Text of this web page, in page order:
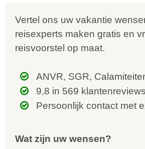
Vertel ons uw vakantie
reisexperts maken gratis en
reisvoorstel op maat.
ANVR, SGR,
9,8 in 569 klantenreviews
Persoonlijk contact met
Wat zijn uw wensen?